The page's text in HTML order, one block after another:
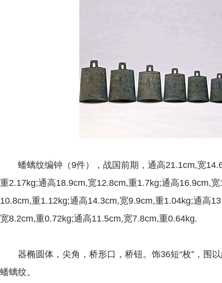
蟠螭纹编钟（9件），战国前期，通高21.1cm,宽
重2.17kg;通高18.9cm,宽12.8cm,重1.7kg;通高16.9cm,
10.8cm,重1.12kg;通高14.3cm,宽9.9cm,重1.04kg;通高
宽8.2cm,重0.72kg;通高11.5cm,宽7.8cm,重0.64kg.
器椭圆体，尖角，桥形口，桥钮。饰36短“枚”，围以
蟠螭纹。